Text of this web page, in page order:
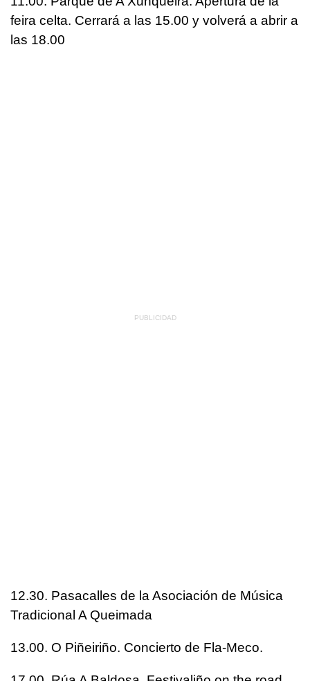
feira celta. Cerrará a las 15.00 y volverá a abrir a
las 18.00
12.30. Pasacalles de la Asociación de Música
Tradicional A Queimada
13.00. O Piñeiriño. Concierto de Fla-Meco.